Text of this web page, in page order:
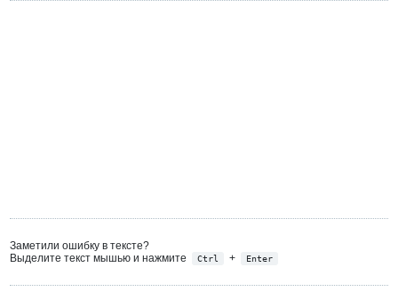
Заметили ошибку в тексте?
Выделите текст мышью и нажмите
Ctrl + Enter